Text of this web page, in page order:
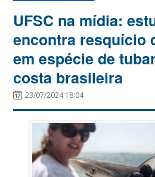
UFSC na mídia:
encontra resquício
em espécie de
costa brasileira
23/07/2024 18:04